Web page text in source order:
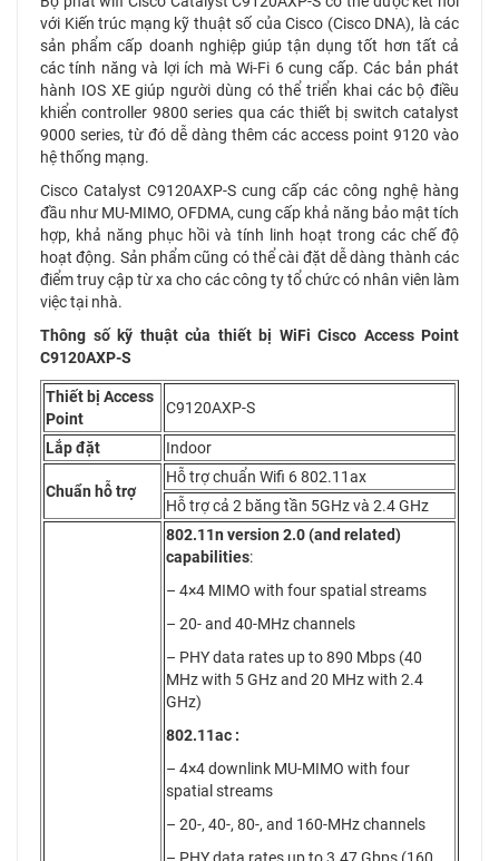
với Kiến trúc mạng kỹ thuật số của Cisco (Cisco DNA), là các
sản phẩm cấp doanh nghiệp giúp tận dụng tốt hơn tất cả
các tính năng và lợi ích mà Wi-Fi 6 cung cấp. Các bản phát
hành IOS XE giúp người dùng có thể triển khai các bộ điều
khiển controller 9800 series qua các thiết bị switch catalyst
9000 series, từ đó dễ dàng thêm các access point 9120 vào
hệ thống mạng.
Cisco Catalyst C9120AXP-S cung cấp các công nghệ hàng
đầu như MU-MIMO, OFDMA, cung cấp khả năng bảo mật tích
hợp, khả năng phục hồi và tính linh hoạt trong các chế độ
hoạt động. Sản phẩm cũng có thể cài đặt dễ dàng thành các
điểm truy cập từ xa cho các công ty tổ chức có nhân viên làm
việc tại nhà.
Thông số kỹ thuật của thiết bị WiFi Cisco Access Point
C9120AXP-S
Thiết bị Access
Point
C9120AXP-S
Lắp đặt Indoor
Chuẩn hỗ trợ
Hỗ trợ chuẩn Wifi 6 802.11ax
Hỗ trợ cả 2 băng tần 5GHz và 2.4 GHz
802.11n version 2.0 (and related)
capabilities:
– 4×4 MIMO with four spatial streams
– 20- and 40-MHz channels
– PHY data rates up to 890 Mbps (40
MHz with 5 GHz and 20 MHz with 2.4
GHz)
802.11ac :
– 4×4 downlink MU-MIMO with four
spatial streams
– 20-, 40-, 80-, and 160-MHz channels